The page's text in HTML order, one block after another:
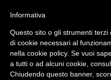
Informativa
Questo sito o gli strumenti
di cookie necessari al
nella cookie policy. Se vuoi
a tutti o ad alcuni cookie,
Chiudendo questo banner,